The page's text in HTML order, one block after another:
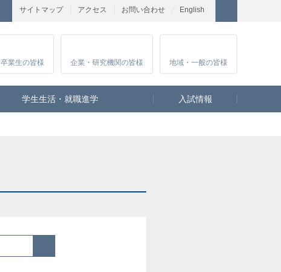
サイトマップ アクセス お問い合わせ English
卒業生の皆様 企業・研究機関の皆様 地域・一般の皆様
学生生活・就職進学 入試情報